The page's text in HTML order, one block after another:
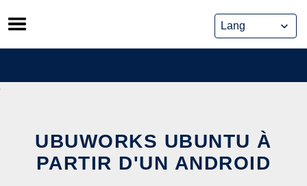
Skip
to
content
UBUWORKS UBUNTU À
PARTIR D'UN ANDROID